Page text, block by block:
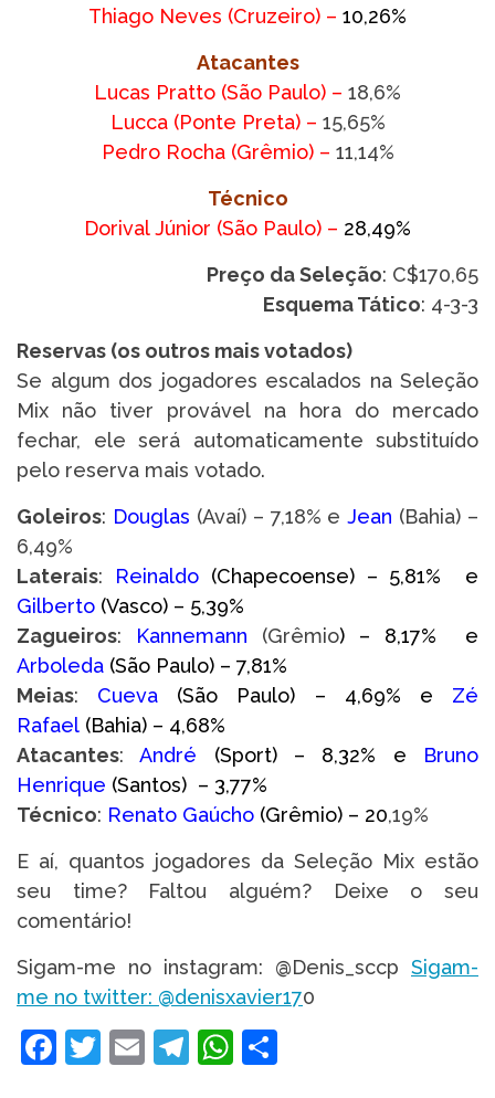
Thiago Neves (Cruzeiro) – 10,26%
Atacantes
Lucas Pratto (São Paulo) – 18,6%
Lucca (Ponte Preta) – 15,65%
Pedro Rocha (Grêmio) – 11,14%
Técnico
Dorival Júnior (São Paulo) – 28,49%
Preço da Seleção: C$170,65
Esquema Tático: 4-3-3
Reservas (os outros mais votados)
Se algum dos jogadores escalados na Seleção
Mix não tiver provável na hora do mercado
fechar, ele será automaticamente substituído
pelo reserva mais votado.
Goleiros: Douglas (Avaí) – 7,18% e Jean (Bahia) –
6,49%
Laterais: Reinaldo (Chapecoense) – 5,81% e
Gilberto (Vasco) – 5,39%
Zagueiros: Kannemann (Grêmio) – 8,17% e
Arboleda (São Paulo) – 7,81%
Meias: Cueva (São Paulo) – 4,69% e Zé
Rafael (Bahia) – 4,68%
Atacantes:André (Sport) – 8,32% e Bruno
Henrique (Santos) – 3,77%
Técnico: Renato Gaúcho (Grêmio) – 20,19%
E aí, quantos jogadores da Seleção Mix estão
seu time? Faltou alguém? Deixe o seu
comentário!
Sigam-me no instagram: @Denis_sccp Sigam-
me no twitter: @denisxavier170
Facebook
Twitter
EmailTelegram
WhatsApp